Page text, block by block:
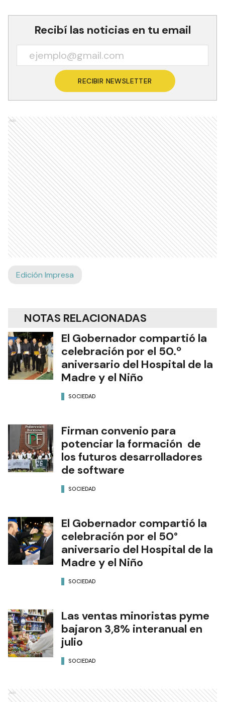
Recibí las noticias en tu email
RECIBIR NEWSLETTER
Ads
Edición Impresa
NOTAS RELACIONADAS
El Gobernador compartió la
celebración por el 50.º
aniversario del Hospital de la
Madre y el Niño
SOCIEDAD
Firman convenio para
potenciar la formación de
los futuros desarrolladores
de software
SOCIEDAD
El Gobernador compartió la
celebración por el 50°
aniversario del Hospital de la
Madre y el Niño
SOCIEDAD
Las ventas minoristas pyme
bajaron 3,8% interanual en
julio
SOCIEDAD
Ads